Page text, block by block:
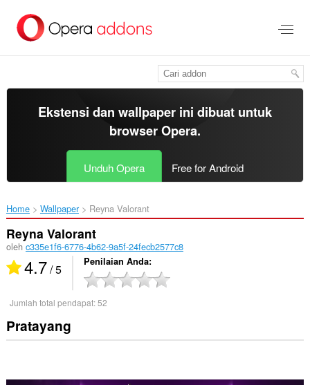
konten
Ekstensi dan wallpaper ini dibuat untuk
browser Opera.
Unduh Opera Free for Android
Home Wallpaper Reyna Valorant‎
Reyna Valorant
oleh c335e1f6-6776-4b62-9a5f-24fecb2577c8
4.7/ 5 Penilaian Anda
Jumlah total pendapat:52
Pratayang